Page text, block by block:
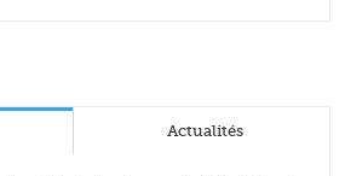
Actualités